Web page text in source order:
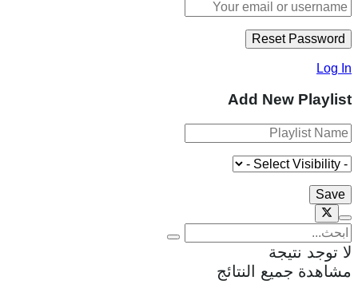
Log In
Add New Playlist
لا توجد نتيجة
مشاهدة جميع النتائج